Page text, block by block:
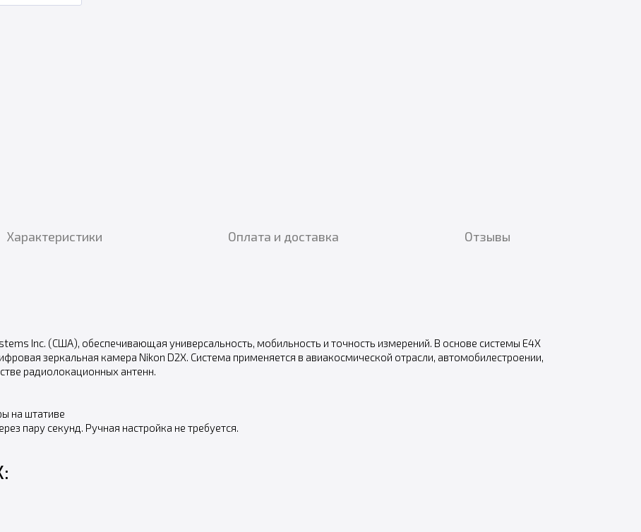
Характеристики Оплата и доставка Отзывы
Inc. (США), обеспечивающая универсальность, мобильность и точность измерений. В основе системы E4X
зеркальная камера Nikon D2X. Система применяется в авиакосмической отрасли, автомобилестроении,
радиолокационных антенн.
на штативе
пару секунд. Ручная настройка не требуется.